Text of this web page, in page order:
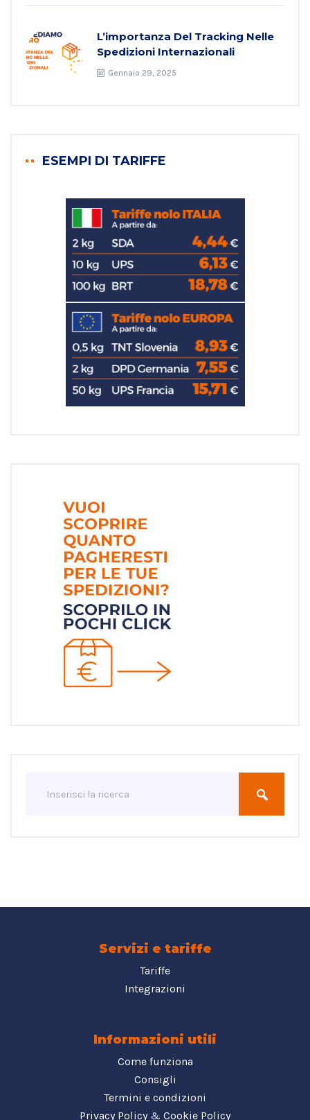
L’importanza Del Tracking Nelle
Spedizioni Internazionali
Gennaio 29, 2025
ESEMPI DI TARIFFE
Servizi e tariffe
Tariffe
Integrazioni
Informazioni utili
Come funziona
Consigli
Termini e condizioni
Privacy Policy& Cookie Policy